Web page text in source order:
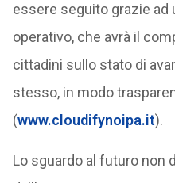
essere seguito grazie ad
operativo, che avrà il
cittadini sullo stato di
stesso, in modo
(www.cloudifynoipa.it).
Lo sguardo al futuro non